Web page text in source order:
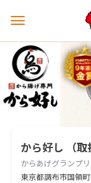
メ
ュ
ー
を
開
く
から好し （取
東京都調布市国領